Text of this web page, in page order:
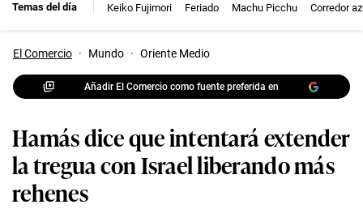
Temas del día Keiko Fujimori Feriado Machu Picchu Corredor
El Comercio · Mundo · Oriente Medio
Añadir El Comercio como fuente preferida en
Hamás dice que intentará extender
la tregua con Israel liberando más
rehenes